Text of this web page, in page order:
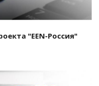
"EEN-Россия"